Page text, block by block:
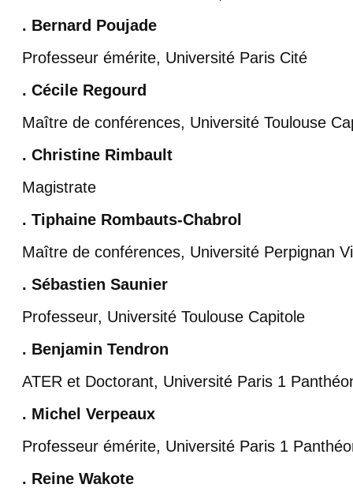
. Bernard Poujade
Professeur émérite, Université Paris Cité
. Cécile Regourd
Maître de conférences, Université Toulouse
. Christine Rimbault
Magistrate
. Tiphaine Rombauts-Chabrol
Maître de conférences, Université Perpignan
. Sébastien Saunier
Professeur, Université Toulouse Capitole
. Benjamin Tendron
ATER et Doctorant, Université Paris 1
. Michel Verpeaux
Professeur émérite, Université Paris 1
. Reine Wakote